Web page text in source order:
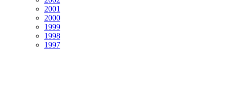
2001
2000
1999
1998
1997